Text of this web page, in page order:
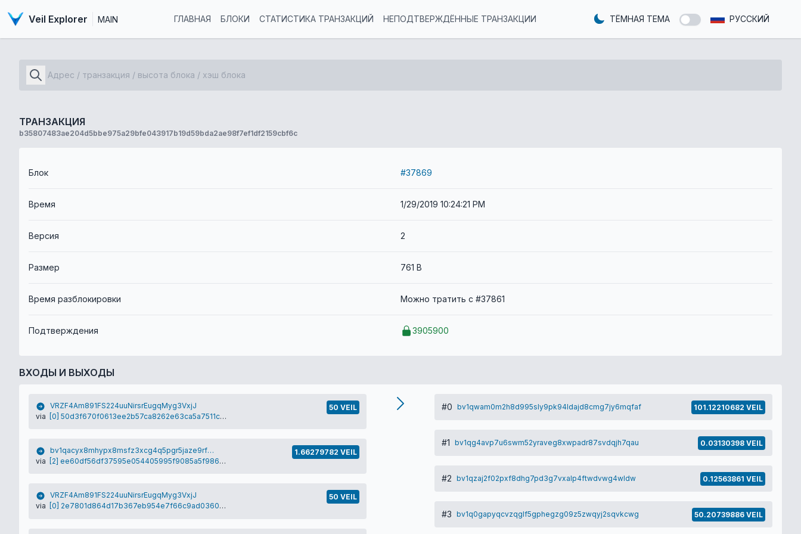
Veil Explorer MAIN ГЛАВНАЯ БЛОКИ СТАТИСТИКА ТРАНЗАКЦИЙ НЕПОДТВЕРЖДЁННЫЕ ТРАНЗАКЦИИ ТЁМНАЯ ТЕМА РУССКИЙ
ТРАНЗАКЦИЯ
b35807483ae204d5bbe975a29bfe043917b19d59bda2ae98f7ef1df2159cbf6c
Блок #37869
Время 1/29/2019 10:24:21 PM
Версия 2
Размер 761 B
Время разблокировки Можно тратить с #37861
Подтверждения 3905900
ВХОДЫ И ВЫХОДЫ
VRZF4Am891FS224uuNirsrEugqMyg3VxjJ
via [0] 50d3f670f0613ee2b57ca8262e63ca5a7511c2ca74c76a728ee2ca84d9fc881c
50 VEIL
bv1qacyx8mhypx8msfz3xcg4q5pgr5jaze9rfvvh4m
via
[2] ee60df56df37595e054405995f9085a5f986b89f0aabd3388023ebd5da7a1a37
1.66279782 VEIL
VRZF4Am891FS224uuNirsrEugqMyg3VxjJ
via
[0] 2e7801d864d17b367eb954e7f66c9ad0360cdb5d60a411456492571ad54efa86
50 VEIL
#0 bv1qwam0m2h8d995sly9pk94ldajd8cmg7jy6mqfaf 101.12210682 VEIL
#1 bv1qg4avp7u6swm52yraveg8xwpadr87svdqjh7qau 0.03130398 VEIL
#2 bv1qzaj2f02pxf8dhg7pd3g7vxalp4ftwdvwg4wldw 0.12563861 VEIL
#3 bv1q0gapyqcvzqglf5gphegzg09z5zwqyj2sqvkcwg 50.20739886 VEIL